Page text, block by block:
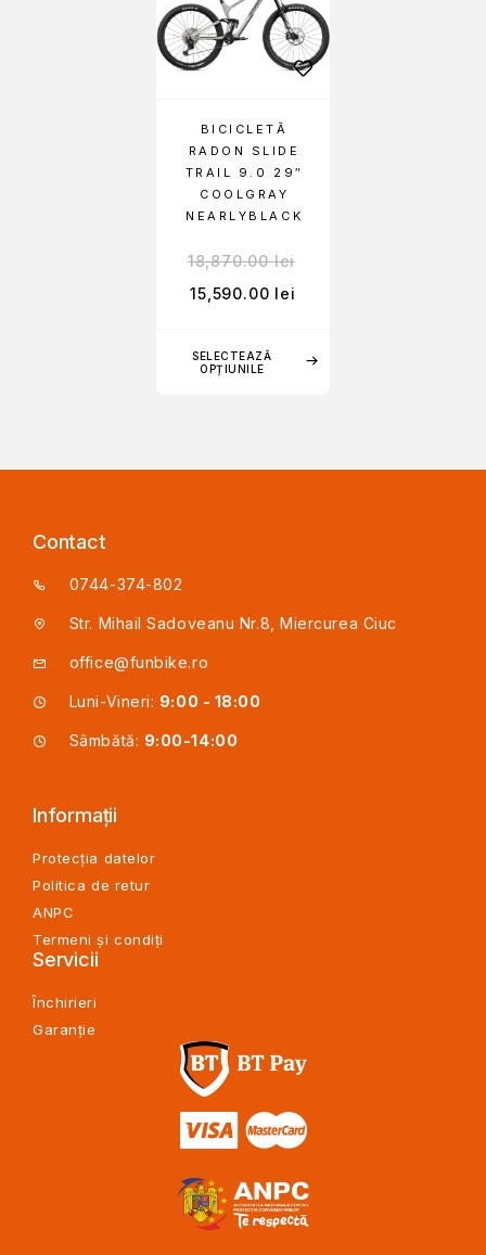
SELECTEAZĂ
OPȚIUNILE
BICICLETĂ
RADON SLIDE
TRAIL 9.0 29″
COOLGRAY
NEARLYBLACK
18,870.00lei
15,590.00 lei
Contact
0744-374-802
Str. Mihail Sadoveanu Nr.8, Miercurea Ciuc
office@funbike.ro
Luni-Vineri: 9:00 - 18:00
Sâmbătă: 9:00-14:00
Informații
Protecția datelor
Politica de retur
ANPC
Termeni și condiți
Servicii
Închirieri
Garanție